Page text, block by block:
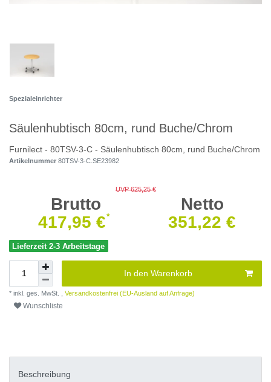
Spezialeinrichter
Säulenhubtisch 80cm, rund Buche/Chrom
Furnilect - 80TSV-3-C - Säulenhubtisch 80cm, rund Buche/Chrom
Artikelnummer 80TSV-3-C.SE23982
UVP 625,25 €
Brutto
Netto
417,95 €
* 351,22 €
Lieferzeit 2-3 Arbeitstage
In den Warenkorb
* inkl. ges. MwSt. , Versandkostenfrei (EU-Ausland auf Anfrage)
Wunschliste
Beschreibung